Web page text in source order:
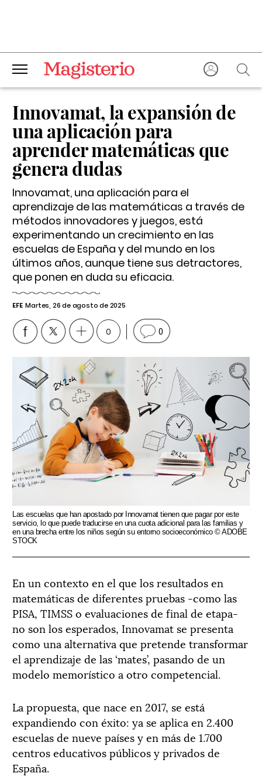
Innovamat, la expansión de
una aplicación para
aprender matemáticas que
genera dudas
Innovamat, una aplicación para el
aprendizaje de las matemáticas a través de
métodos innovadores y juegos, está
experimentando un crecimiento en las
escuelas de España y del mundo en los
últimos años, aunque tiene sus detractores,
que ponen en duda su eficacia.
EFE Martes, 26 de agosto de 2025
0 0
Las escuelas que han apostado por Innovamat tienen que pagar por este
servicio, lo que puede traducirse en una cuota adicional para las familias y
en una brecha entre los niños según su entorno socioeconómico © ADOBE
STOCK
En un contexto en el que los resultados en
matemáticas de diferentes pruebas -como las
PISA, TIMSS o evaluaciones de final de etapa-
no son los esperados, Innovamat se presenta
como una alternativa que pretende transformar
el aprendizaje de las ‘mates’, pasando de un
modelo memorístico a otro competencial.
La propuesta, que nace en 2017, se está
expandiendo con éxito: ya se aplica en 2.400
escuelas de nueve países y en más de 1.700
centros educativos públicos y privados de
España.